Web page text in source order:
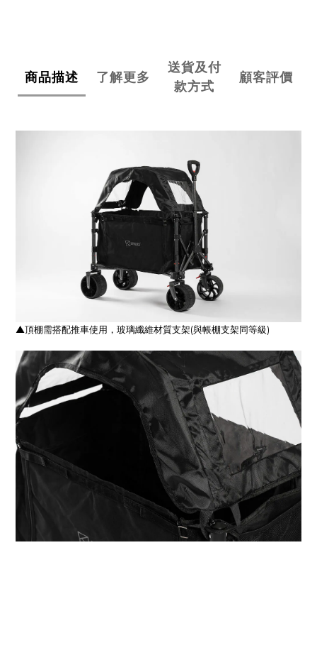
商品描述 了解更多
送貨及付
款方式
顧客評價
▲頂棚需搭配推車使用，玻璃纖維材質支架(與帳棚支架同等級)